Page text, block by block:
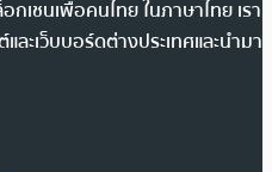
กเชนเพื่อคนไทย ในภาษาไทย เรา
ะเว็บบอร์ดต่างประเทศและนำมา